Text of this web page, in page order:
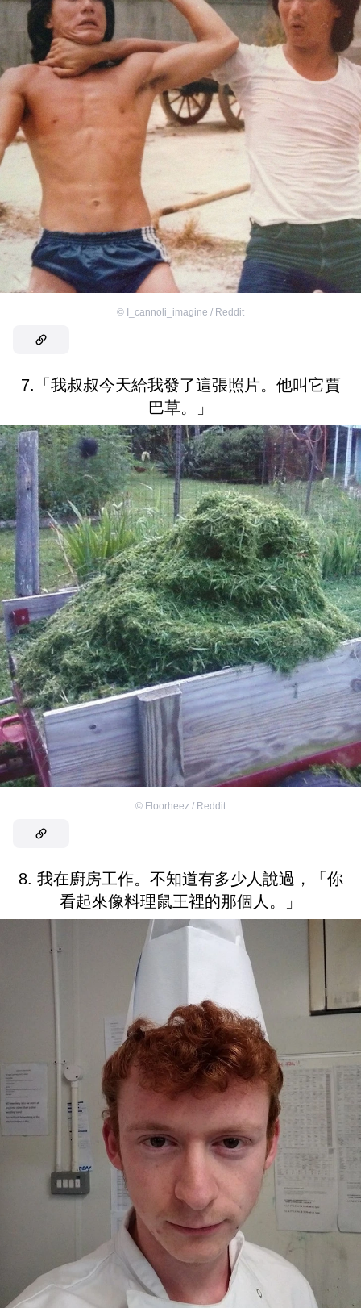
© I_cannoli_imagine / Reddit
7.「我叔叔今天給我發了這張照片。他叫它賈
巴草。」
© Floorheez / Reddit
8. 我在廚房工作。不知道有多少人說過，「你
看起來像料理鼠王裡的那個人。」